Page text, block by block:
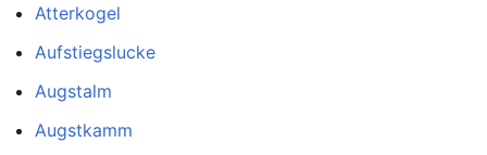
Atterkogel
Aufstiegslucke
Augstalm
Augstkamm